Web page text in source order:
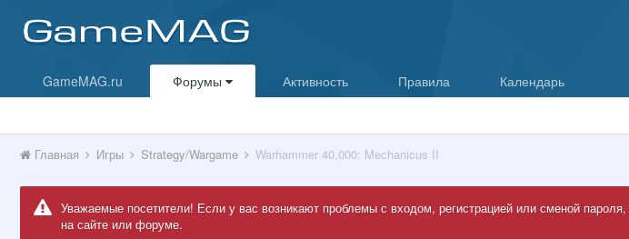
GameMAG.ru Форумы Активность Правила Календарь
Главная Игры Strategy/Wargame Warhammer 40,000: Mechanicus II
Уважаемые посетители! Если у вас возникают проблемы с входом, регистрацией или сменой пароля,
на сайте или форуме.